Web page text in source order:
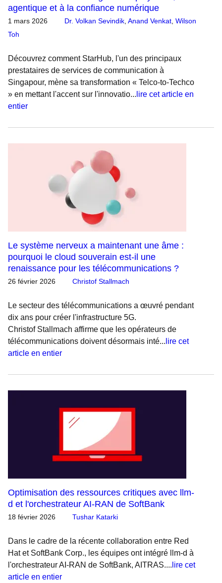
agentique et à la confiance numérique
1 mars 2026 Dr. Volkan Sevindik Anand Venkat Wilson
Toh
Découvrez comment StarHub, l'un des principaux
prestataires de services de communication à
Singapour, mène sa transformation « Telco-to-Techco
» en mettant l'accent sur l'innovatio... lire cet article en
entier
Le système nerveux a maintenant une âme :
pourquoi le cloud souverain est-il une
renaissance pour les télécommunications ?
26 février 2026 Christof Stallmach
Le secteur des télécommunications a œuvré pendant
dix ans pour créer l'infrastructure 5G.
Christof Stallmach affirme que les opérateurs de
télécommunications doivent désormais inté... lire cet
article en entier
Optimisation des ressources critiques avec llm-
d et l'orchestrateur AI-RAN de SoftBank
18 février 2026 Tushar Katarki
Dans le cadre de la récente collaboration entre Red
Hat et SoftBank Corp., les équipes ont intégré llm-d à
l'orchestrateur AI-RAN de SoftBank, AITRAS.... lire cet
article en entier